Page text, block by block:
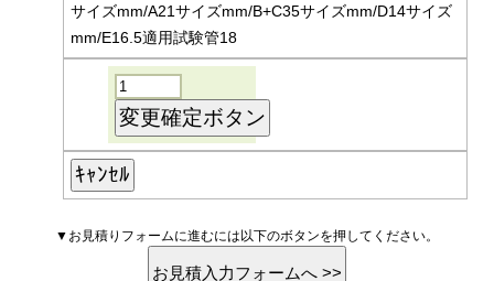
サイズmm/A21サイズmm/B+C35サイズmm/D14サイズ
mm/E16.5適用試験管18
▼お見積りフォームに進むには以下のボタンを押してください。